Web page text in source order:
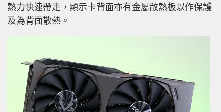
熱力快速帶走，顯示卡背面亦有金屬散熱板以作保護
及為背面散熱。